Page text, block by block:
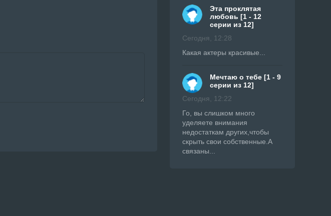
Эта проклятая
любовь [1 - 12
серии из 12]
Сегодня, 12:28
Какая актеры красивые...
Мечтаю о тебе [1 - 9
серии из 12]
Сегодня, 12:22
Го, вы слишком много
уделяете внимания
недостаткам других,чтобы
скрыть свои собственные.А
связаны...